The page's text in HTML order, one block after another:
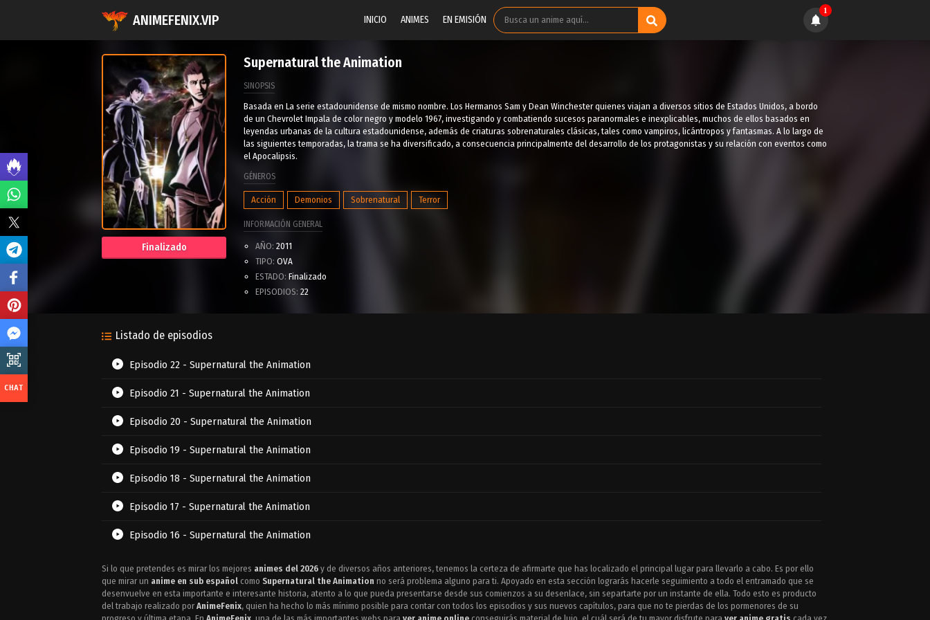
ANIMEFENIX.VIP INICIO ANIMES EN EMISIÓN
1
Finalizado
Supernatural the Animation
SINOPSIS
Basada en La serie estadounidense de mismo nombre. Los Hermanos Sam y Dean Winchester quienes viajan a diversos sitios de Estados Unidos, a bordo
de un Chevrolet Impala de color negro y modelo 1967, investigando y combatiendo sucesos paranormales e inexplicables, muchos de ellos basados en
leyendas urbanas de la cultura estadounidense, además de criaturas sobrenaturales clásicas, tales como vampiros, licántropos y fantasmas. A lo largo de
las siguientes temporadas, la trama se ha diversificado, a consecuencia principalmente del desarrollo de los protagonistas y su relación con eventos como
el Apocalipsis.
GÉNEROS
Acción Demonios Sobrenatural Terror
INFORMACIÓN GENERAL
AÑO: 2011
TIPO: OVA
ESTADO: Finalizado
EPISODIOS: 22
Listado de episodios
Episodio 22 - Supernatural the Animation
Episodio 21 - Supernatural the Animation
Episodio 20 - Supernatural the Animation
Episodio 19 - Supernatural the Animation
Episodio 18 - Supernatural the Animation
Episodio 17 - Supernatural the Animation
Episodio 16 - Supernatural the Animation
Episodio 15 - Supernatural the Animation
Episodio 14 - Supernatural the Animation
Si lo que pretendes es mirar los mejores animes del 2026 y de diversos años anteriores, tenemos la certeza de afirmarte que has localizado el principal lugar para llevarlo a cabo. Es por ello
que mirar un anime en sub español como Supernatural the Animation no será problema alguno para ti. Apoyado en esta sección lograrás hacerle seguimiento a todo el entramado que se
desenvuelve en esta importante e interesante historia, atento a lo que pueda presentarse desde sus comienzos a su desenlace, sin separtarte por un instante de ella. Todo esto es producto
del trabajo realizado por AnimeFenix, quien ha hecho lo más mínimo posible para contar con todos los episodios y sus nuevos capítulos, para que no te pierdas de los pormenores de su